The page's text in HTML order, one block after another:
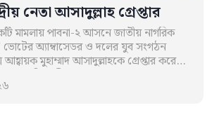
নেতা আসাদুল্লাহ গ্রেপ্তার
মামলায় পাবনা-২ আসনে জাতীয় নাগরিক
ভোটের অ্যাম্বাসেডর ও দলের যুব সংগঠন
আহ্বায়ক মুহাম্মাদ আসাদুল্লাহকে গ্রেপ্তার করেছে
গভীর…